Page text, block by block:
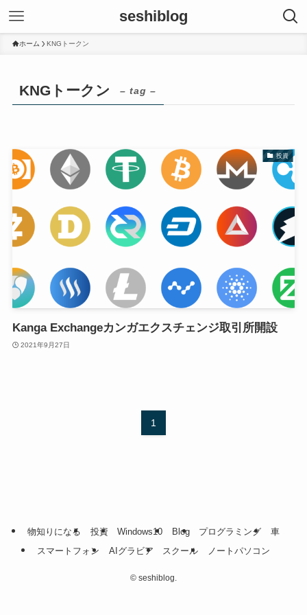
seshiblog
ホーム KNGトークン
KNGトークン – tag –
投資
Kanga Exchangeカンガエクスチェンジ取引所開設
2021年9月27日
1
物知りになる 投資 Windows10 Blog プログラミング
車
スマートフォン
AIグラビア スクール ノートパソコン
© seshiblog.